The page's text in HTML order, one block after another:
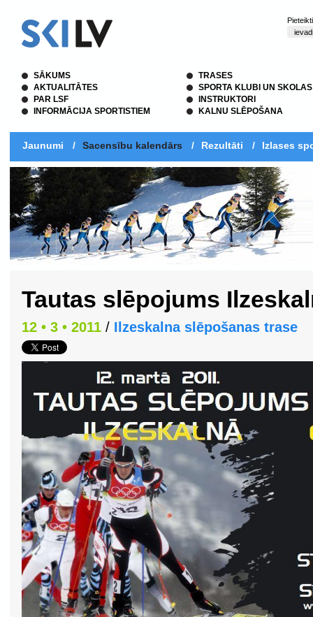
SĀKUMS
AKTUALITĀTES
PAR LSF
INFORMĀCIJA SPORTISTIEM
TRASES
SPORTA KLUBI UN SKOLAS
INSTRUKTORI
KALNU SLĒPOŠANA
Jaunumi / Sacensību kalendārs / Rezultāti / Izlases
Tautas slēpojums
12 • 3 • 2011 / Ilzeskalna slēpošanas trase